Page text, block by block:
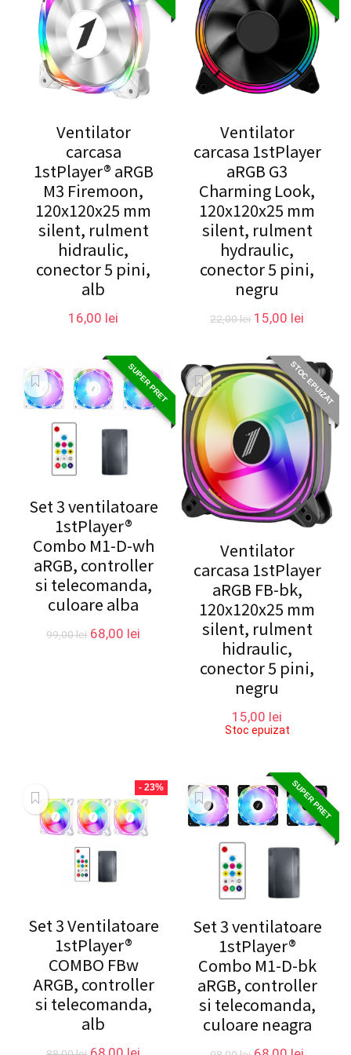
Ventilator
carcasa
1stPlayer® aRGB
M3 Firemoon,
120x120x25 mm
silent, rulment
hidraulic,
conector 5 pini,
alb
16,00 lei
Ventilator
carcasa 1stPlayer
aRGB G3
Charming Look,
120x120x25 mm
silent, rulment
hydraulic,
conector 5 pini,
negru
22,00lei Prețul
fost:
22,00 lei.
15,00 lei
15,00
SUPER PRET
Set 3 ventilatoare
1stPlayer®
Combo M1-D-wh
aRGB, controller
si telecomanda,
culoare alba
99,00lei Prețul
68,00 lei
STOC EPUIZAT
Ventilator
carcasa 1stPlayer
aRGB FB-bk,
120x120x25 mm
silent, rulment
hidraulic,
conector 5 pini,
negru
15,00 lei
Stoc epuizat
- 23%
Set 3 Ventilatoare
1stPlayer®
COMBO FBw
ARGB, controller
si telecomanda,
alb
SUPER PRET
Set 3 ventilatoare
1stPlayer®
Combo M1-D-bk
aRGB, controller
si telecomanda,
culoare neagra